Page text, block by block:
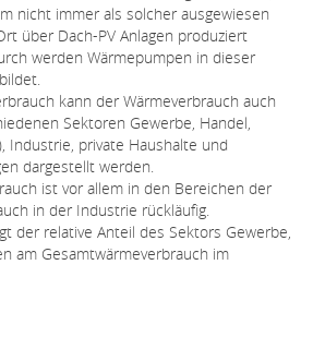
nicht immer als solcher ausgewiesen
über Dach-PV Anlagen produziert
werden Wärmepumpen in dieser
kann der Wärmeverbrauch auch
Sektoren Gewerbe, Handel,
Industrie, private Haushalte und
dargestellt werden.
ist vor allem in den Bereichen der
in der Industrie rückläufig.
der relative Anteil des Sektors Gewerbe,
am Gesamtwärmeverbrauch im